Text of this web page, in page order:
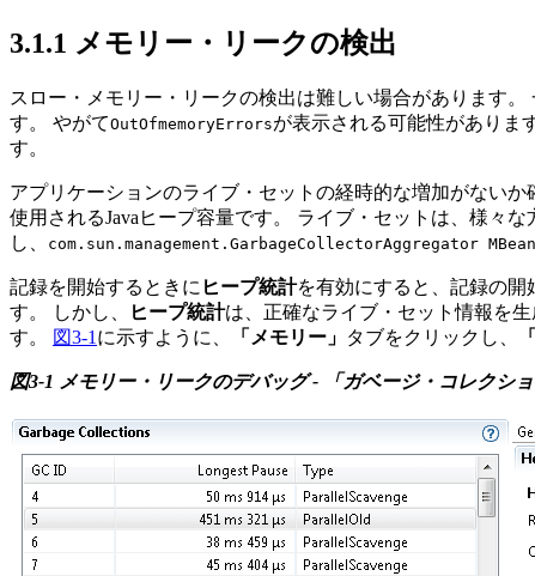
3.1.1 メモリー・リークの検出
スロー・メモリー・リークの検出は難しい場合があります。
す。
やがてOutOfmemoryErrorsが表示される可能性があります
す。
アプリケーションのライブ・セットの経時的な増加がないか
使用されるJavaヒープ容量です。
ライブ・セットは、様々な
し、
com.sun.management.GarbageCollectorAggregator MBean
記録を開始するときに ヒープ統計を有効にすると、記録の開
す。
しかし、 ヒープ統計は、正確なライブ・セット情報を生
す。
図3-1 に示すように、 「メモリー」 タブをクリックし、
図3-1 メモリー・リークのデバッグ - 「ガベージ・コレクシ